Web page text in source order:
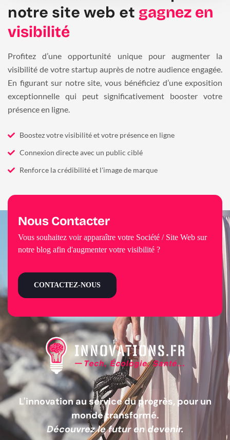
notre site web et gagnez en
visibilité
Profitez d’une opportunité unique pour augmenter la
visibilité de votre startup auprès de notre audience engagée.
En figurant sur notre site, vous bénéficiez d’une exposition
exceptionnelle qui peut significativement booster votre
présence en ligne.
Boostez votre visibilité et votre présence en ligne
Connexion directe avec un public ciblé
Renforce la crédibilité et l'image de marque
L'innovation au service du progrès, pour un
monde transformé.
Découvrez le futur en devenir.
Nous Contacter
Vous souhaitez voir apparaître votre Société / Site Web sur
notre blog afin d'augmenter votre visibilité ?
CONTACTEZ-NOUS